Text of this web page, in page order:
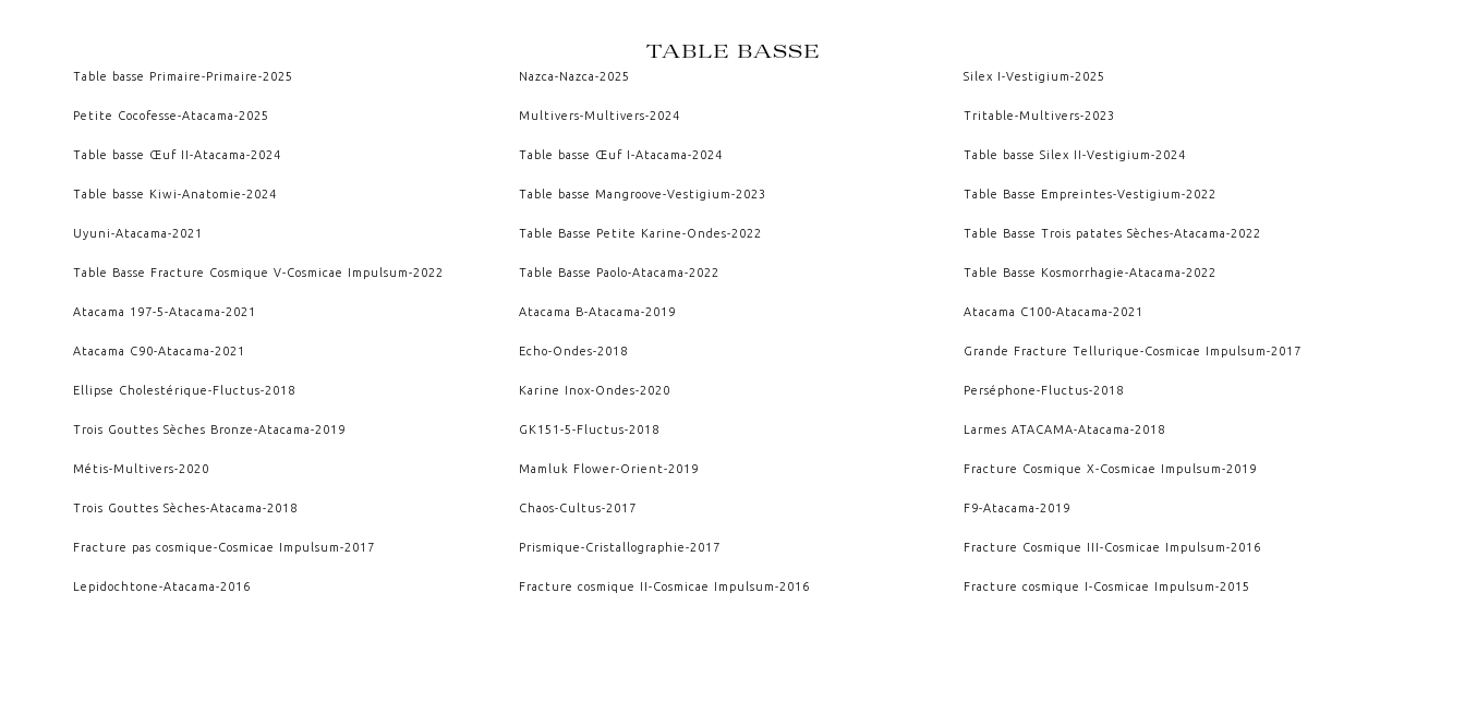
TABLE BASSE
Table basse Primaire-Primaire-2025 Nazca- Nazca-2025 Silex I-Vestigium-2025
Petite Cocofesse-Atacama-2025 Multivers-Multivers-2024 Tritable-Multivers-2023
Table basse Œuf II-Atacama-2024 Table basse Œuf I -Atacama-2024 Table basse Silex II-Vestigium-2024
Table basse Kiwi-Anatomie-2024 Table basse Mangroove-Vestigium-2023 Table Basse Empreintes-Vestigium-2022
Uyuni-Atacama-2021 Table Basse Petite Karine-Ondes-2022 Table Basse Trois patates Sèches-Atacama-2022
Table Basse Fracture Cosmique V-Cosmicae Impulsum-2022 Table Basse Paolo-Atacama-2022 Table Basse Kosmorrhagie-Atacama-2022
Atacama 197-5-Atacama-2021 Atacama B-Atacama-2019 Atacama C100-Atacama-2021
Atacama C90-Atacama-2021 Echo-Ondes-2018 Grande Fracture Tellurique-Cosmicae Impulsum-2017
Ellipse Cholestérique- Fluctus-2018 Karine Inox-Ondes-2020 Perséphone- Fluctus-2018
Trois Gouttes Sèches Bronze-Atacama-2019 GK151-5- Fluctus-2018 Larmes ATACAMA-Atacama-2018
Métis-Multivers-2020 Mamluk Flower-Orient-2019 Fracture Cosmique X-Cosmicae Impulsum-2019
Trois Gouttes Sèches-Atacama-2018 Chaos-Cultus-2017 F9-Atacama-2019
Fracture pas cosmique-Cosmicae Impulsum-2017 Prismique-Cristallographie-2017 Fracture Cosmique III-Cosmicae Impulsum-2016
Lepidochtone-Atacama-2016 Fracture cosmique II -Cosmicae Impulsum-2016 Fracture cosmique I-Cosmicae Impulsum-2015